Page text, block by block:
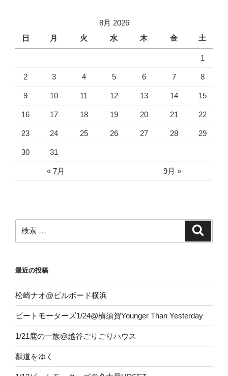
シ
ョ
8月 2026
日
月 火 水 木 金 土
1
2 3 4 5 6 7 8
9 10 11 12 13 14 15
16 17 18 19 20 21 22
23 24 25 26 27 28 29
30 31
« 7月 9月 »
索:
最近の投稿
松崎ナオ@ビルボード横浜
ビートモーターズ1/24@横須賀Younger Than Yesterday
1/21鹿の一族@越谷ごりごりハウス
獣道をゆく